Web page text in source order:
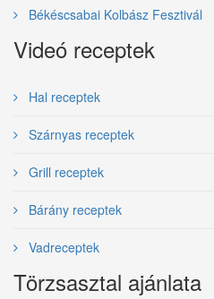
Békéscsabai Kolbász Fesztivál
Videó receptek
Hal receptek
Szárnyas receptek
Grill receptek
Bárány receptek
Vadreceptek
Törzsasztal ajánlata